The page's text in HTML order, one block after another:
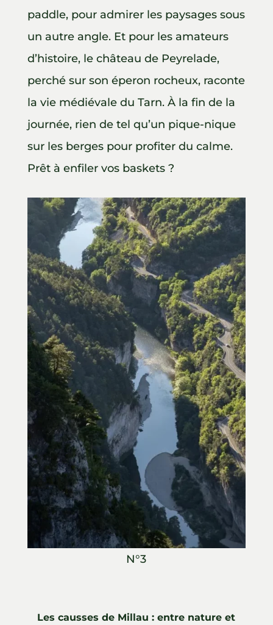
paddle, pour admirer les paysages sous
un autre angle. Et pour les amateurs
d’histoire, le château de Peyrelade,
perché sur son éperon rocheux, raconte
la vie médiévale du Tarn. À la fin de la
journée, rien de tel qu’un pique-nique
sur les berges pour profiter du calme.
Prêt à enfiler vos baskets ?
N°3
Les causses de Millau : entre nature et